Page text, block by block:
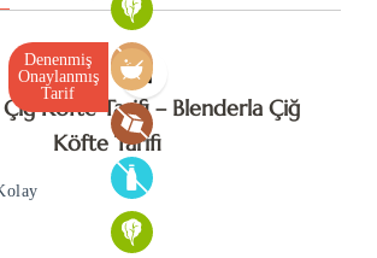
Denenmiş
Onaylanmış
Tarif
Çiğ Köfte Tarifi – Blenderla Çiğ
Köfte Tarifi